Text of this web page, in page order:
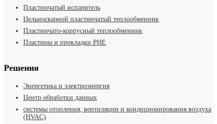
Пластинчатый испаритель
Цельносварной пластинчатый теплообменник
Пластинчато-корпусный теплообменник
Пластины и прокладки PHE
Решения
Энергетика и электроэнергия
Центр обработки данных
системы отопления, вентиляции и кондиционирования воздуха
(HVAC)